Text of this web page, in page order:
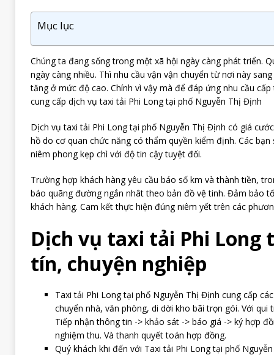
Mục lục
Chúng ta đang sống trong một xã hội ngày càng phát triển.
ngày càng nhiều. Thì nhu cầu vận vận chuyển từ nơi này
tăng ở mức độ cao. Chính vì vậy mà để đáp ứng nhu cầu
cung cấp dịch vụ taxi tải Phi Long tại phố Nguyễn Thị Định
Dịch vụ taxi tải Phi Long tại phố Nguyễn Thị Định có giá
hồ do cơ quan chức năng có thẩm quyền kiểm định. Các
niêm phong kẹp chì với độ tin cậy tuyệt đối.
Trường hợp khách hàng yêu cầu báo số km và thành tiền,
báo quãng đường ngắn nhât theo bản đồ vệ tinh. Đảm bảo
khách hàng. Cam kết thực hiện đúng niêm yết trên các
Dịch vụ taxi tải Phi Long
tín, chuyện nghiệp
Taxi tải Phi Long tại phố Nguyễn Thị Định cung cấp
chuyển nhà, văn phòng, di dời kho bãi trọn gói. Với qui
Tiếp nhận thông tin -> khảo sát -> báo giá -> ký hợp
nghiệm thu. Và thanh quyết toán hợp đồng.
Quý khách khi đến với Taxi tải Phi Long tại phố